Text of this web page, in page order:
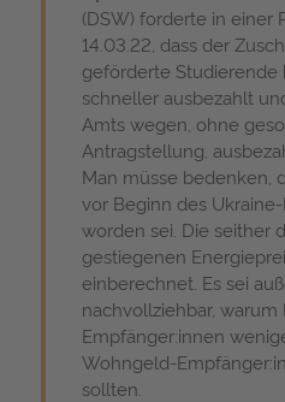
(DSW) forderte in einer
14.03.22, dass der
geförderte Studierende
schneller ausbezahlt
Amts wegen, ohne
Antragstellung,
Man müsse bedenken,
vor Beginn des
worden sei. Die seither
gestiegenen
einberechnet. Es sei
nachvollziehbar, warum
Empfänger:innen
Wohngeld-
sollten.